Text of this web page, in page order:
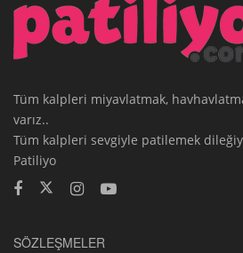
Tüm kalpleri miyavlatmak,
varız..
Tüm kalpleri sevgiyle patilemek
Patiliyo
SÖZLEŞMELER